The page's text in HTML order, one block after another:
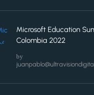
Microsoft Education
Colombia 2022
by